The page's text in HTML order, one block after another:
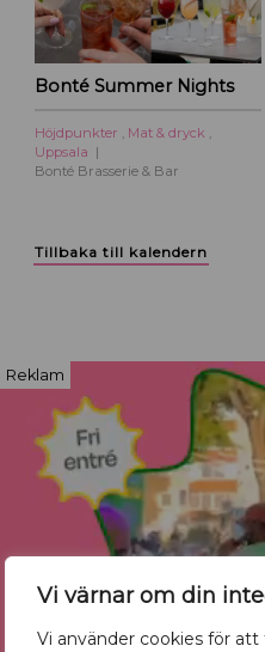
Vi värnar om din
Vi använder cookies för
Bonté Summer Nights
Höjdpunkter , Mat & dryck ,
Uppsala
Bonté Brasserie & Bar
Tillbaka till kalendern
Reklam